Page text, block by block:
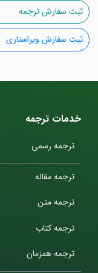
ثبت سفارش ترجمه
ثبت سفارش ویراستاری
خدمات ترجمه
ترجمه رسمی
ترجمه مقاله
ترجمه متن
ترجمه کتاب
ترجمه همزمان